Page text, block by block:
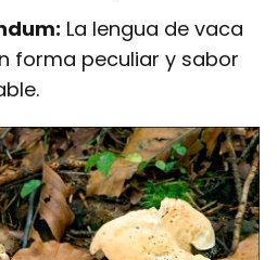
La lengua de vaca
forma peculiar y sabor